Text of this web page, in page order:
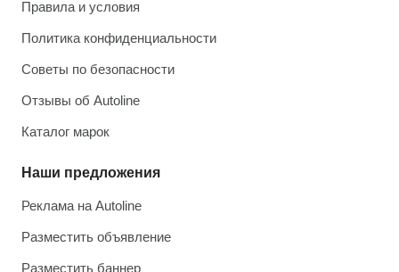
Правила и условия
Политика конфиденциальности
Советы по безопасности
Отзывы об Autoline
Каталог марок
Наши предложения
Реклама на Autoline
Разместить объявление
Разместить баннер